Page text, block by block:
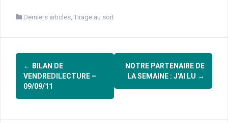
Derniers articles Tirage au sort
Navigation
d'article
← BILAN DE
VENDREDILECTURE –
09/09/11
NOTRE PARTENAIRE DE
LA SEMAINE : J'AI LU →